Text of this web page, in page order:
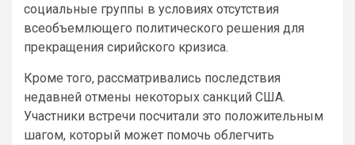
социальные группы в условиях отсутствия
всеобъемлющего политического решения для
прекращения сирийского кризиса.
Кроме того, рассматривались последствия
недавней отмены некоторых санкций США.
Участники встречи посчитали это положительным
шагом, который может помочь облегчить